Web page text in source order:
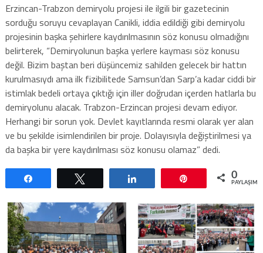
Erzincan-Trabzon demiryolu projesi ile ilgili bir gazetecinin
sorduğu soruyu cevaplayan Canikli, iddia edildiği gibi demiryolu
projesinin başka şehirlere kaydırılmasının söz konusu olmadığını
belirterek, “Demiryolunun başka yerlere kayması söz konusu
değil. Bizim baştan beri düşüncemiz sahilden gelecek bir hattın
kurulmasıydı ama ilk fizibilitede Samsun’dan Sarp’a kadar ciddi bir
istimlak bedeli ortaya çıktığı için iller doğrudan içerden hatlarla bu
demiryolunu alacak. Trabzon-Erzincan projesi devam ediyor.
Herhangi bir sorun yok. Devlet kayıtlarında resmi olarak yer alan
ve bu şekilde isimlendirilen bir proje. Dolayısıyla değiştirilmesi ya
da başka bir yere kaydırılması söz konusu olamaz” dedi.
0